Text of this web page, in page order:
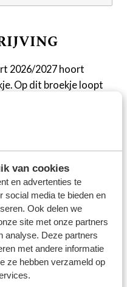
van cookies
en advertenties te
social media te bieden en
Ook delen we
site met onze partners
analyse. Deze partners
met andere informatie
ze hebben verzameld op
2026/2027 hoort
Op dit broekje loopt
zoals dat ook op het
Heerenveen staat er
de zijkanten staat een
producten binnen 5
zijn per
retourneren van
via: feanstore@sc-
ordernummer in de